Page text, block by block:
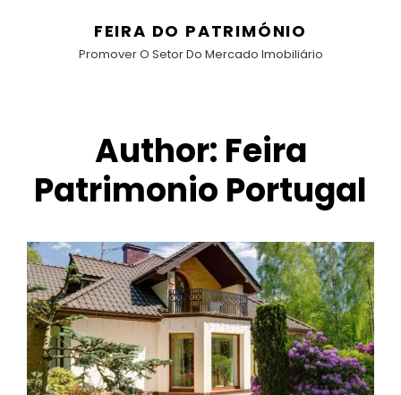
FEIRA DO PATRIMÓNIO
Promover O Setor Do Mercado Imobiliário
Author: Feira
Patrimonio Portugal